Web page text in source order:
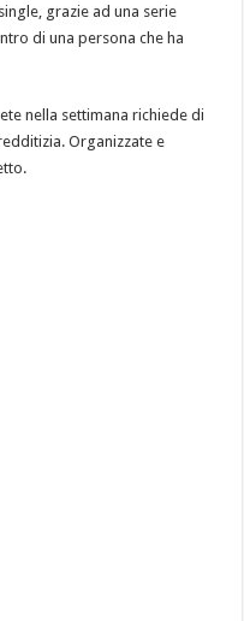
grazie ad una serie
di una persona che ha
nella settimana richiede di
Organizzate e